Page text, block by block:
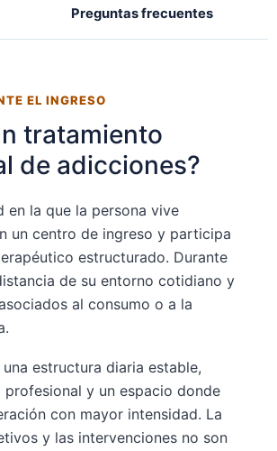
Preguntas frecuentes
EL INGRESO
tratamiento
de adicciones?
en la que la persona vive
un centro de ingreso y participa
estructurado. Durante
de su entorno cotidiano y
al consumo o a la
estructura diaria estable,
profesional y un espacio donde
con mayor intensidad. La
y las intervenciones no son